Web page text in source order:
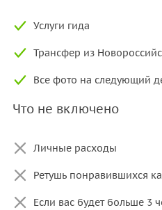
Услуги гида
Трансфер из
Все фото на следующий
Что не включено
Личные расходы
Ретушь понравившихся
Если вас будет больше 3